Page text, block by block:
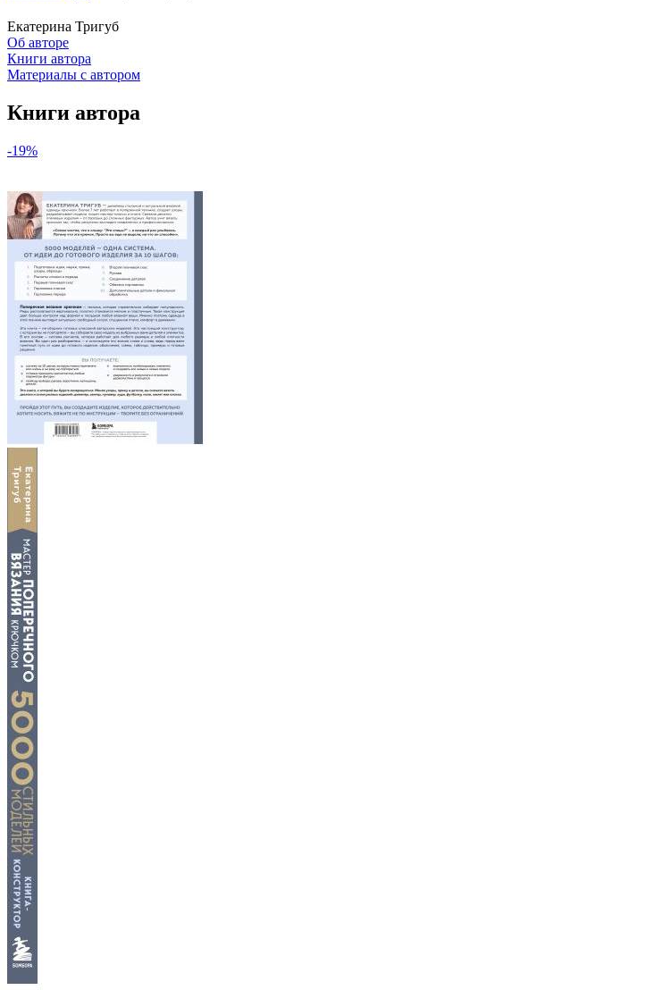
Екатерина Тригуб
Об авторе
Книги автора
Материалы с автором
Книги автора
-19%